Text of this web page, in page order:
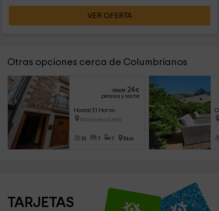
VER OFERTA
Otras opciones cerca de Columbrianos
desde 24€
persona y noche
Hostal El Horno
Molinaseca (León)
15 7 7 8km
TARJETAS